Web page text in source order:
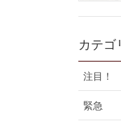
カテゴ
注目！
緊急